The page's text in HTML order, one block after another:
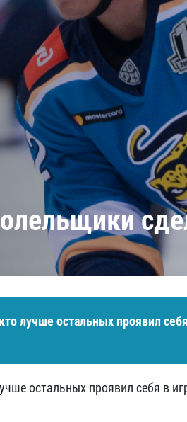
Юлаев
лучше остальных проявил себя
остальных проявил себя в